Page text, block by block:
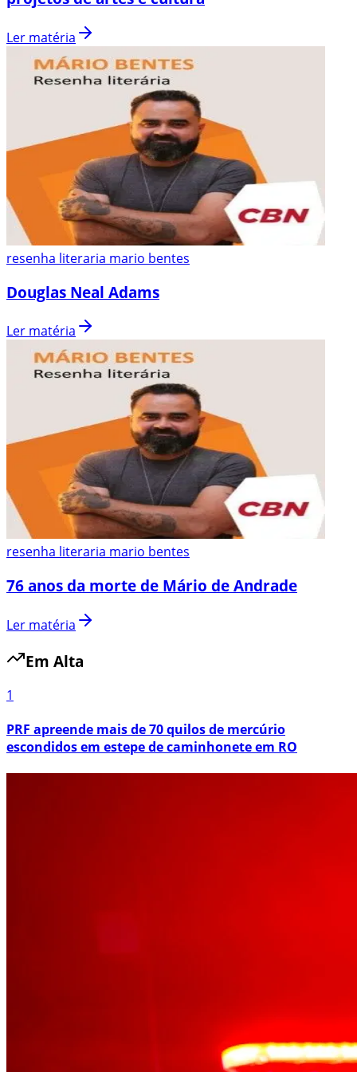
Ler matéria
resenha literaria mario bentes
Douglas Neal Adams
Ler matéria
resenha literaria mario bentes
76 anos da morte de Mário de Andrade
Ler matéria
Em Alta
1
PRF apreende mais de 70 quilos de mercúrio
escondidos em estepe de caminhonete em RO